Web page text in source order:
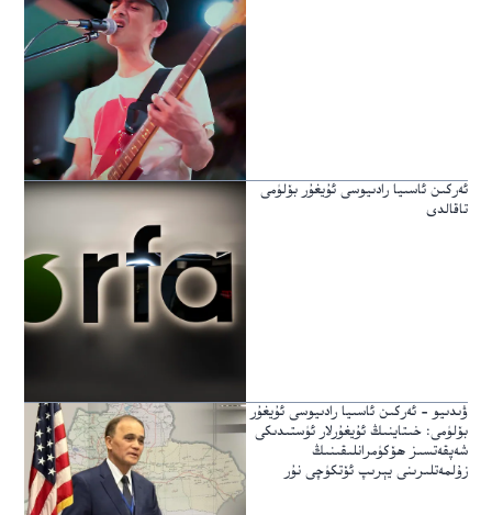
ئەركىن ئاسىيا رادىيوسى ئۇيغۇر بۆلۈمى
تاقالدى
ۋىدىيو – ئەركىن ئاسىيا رادىيوسى ئۇيغۇر
بۆلۈمى: خىتاينىڭ ئۇيغۇرلار ئۈستىدىكى
شەپقەتسىز ھۆكۈمرانلىقىنىڭ
زۇلمەتلىرىنى يېرىپ ئۆتكۈچى نۇر